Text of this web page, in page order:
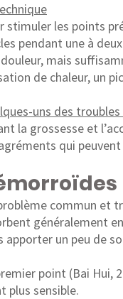
stimuler les points
pendant une à
mais
de chaleur, un
uns des
la grossesse et
qui
commun et
généralement
apporter un peu de
point (Bai Hui,
plus sensible.